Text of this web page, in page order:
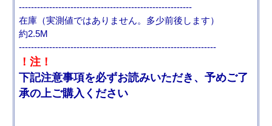
---------------------------------------------------------
在庫（実測値ではありません。多少前後します）
約2.5M
-----------------------------------------------------------------
！注！
下記注意事項を必ずお読みいただき、予めご了
承の上ご購入ください